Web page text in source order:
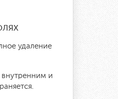
удаление
внутренним и